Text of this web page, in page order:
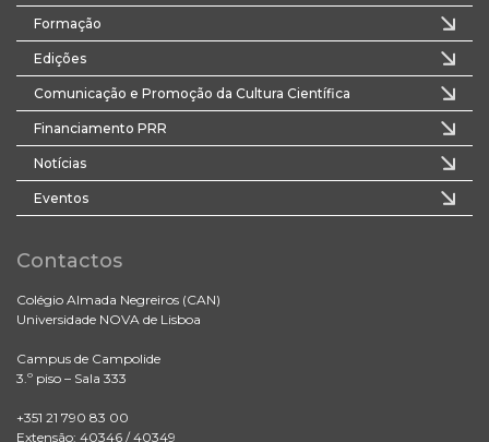
Formação
Edições
Comunicação e Promoção da Cultura Científica
Financiamento PRR
Notícias
Eventos
Contactos
Colégio Almada Negreiros (CAN)
Universidade NOVA de Lisboa
Campus de Campolide
3.º piso – Sala 333
+351 21 790 83 00
Extensão: 40346 / 40349